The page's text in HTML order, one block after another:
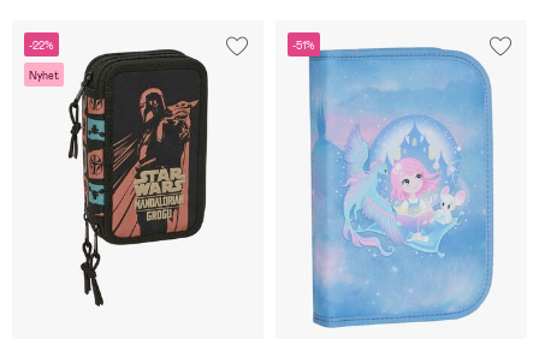
-22%
Nyhet
-51%